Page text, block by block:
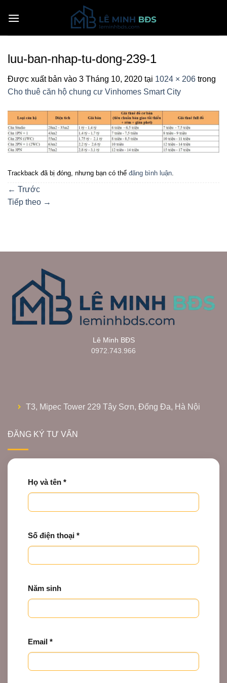
qua
luu-ban-nhap-tu-dong-239-1
Được xuất bản vào 3 Tháng 10, 2020 tại 1024 × 206 trong
Cho thuê căn hộ chung cư Vinhomes Smart City
Trackback đã bị đóng, nhưng bạn có thể đăng bình luận.
← Trước
Tiếp theo →
Lê Minh BĐS
0972.743.966
T3, Mipec Tower 229 Tây Sơn, Đống Đa, Hà Nội
ĐĂNG KÝ TƯ VẤN
Họ và tên *
Số điện thoại *
Năm sinh
Email *